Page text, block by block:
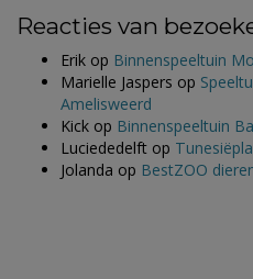
Reacties van
Erik op Binnenspeeltuin
Marielle Jaspers op
Amelisweerd
Kick op Binnenspeeltuin
Luciededelft op
Jolanda op BestZOO